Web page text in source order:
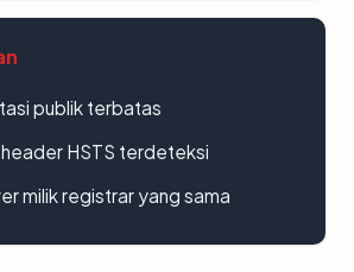
publik terbatas
HSTS terdeteksi
milik registrar yang sama